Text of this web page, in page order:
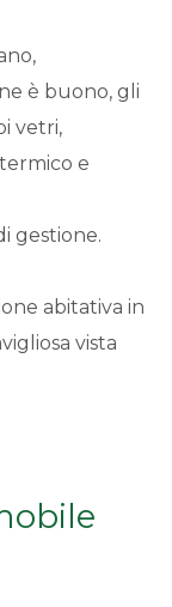
è buono, gli
vetri,
e
gestione.
abitativa in
vista
fornito di